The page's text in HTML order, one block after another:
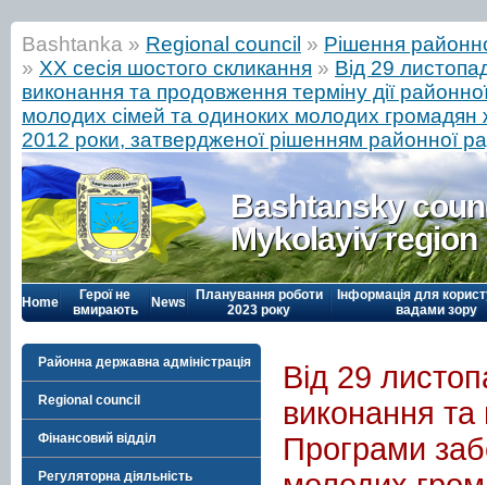
Bashtanka » Regional council » Рішення
» ХХ сесія шостого скликання » Від 29
виконання та продовження терміну дії
молодих сімей та одиноких молодих громадян
2012 роки, затвердженої рішенням районної
Bashtansky
Mykolayiv region
Home
Герої не
вмирають
News
Планування роботи
2023 року
Інформація для
вадами зору
Районна державна адміністрація
Regional council
Фінансовий відділ
Регуляторна діяльність
Від 29
виконання та
Програми